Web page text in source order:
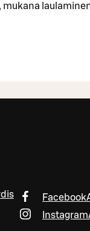
Facebook
Instagram